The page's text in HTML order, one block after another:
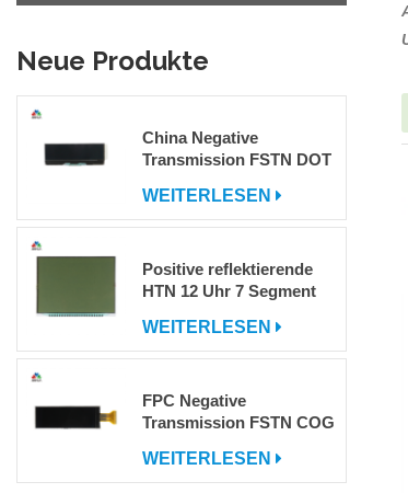
Neue Produkte
China Negative
Transmission FSTN DOT
Display zum Verkauf
WEITERLESEN
Positive reflektierende
HTN 12 Uhr 7 Segment
WEITERLESEN
FPC Negative
Transmission FSTN COG
Bildschirm mit IC
WEITERLESEN